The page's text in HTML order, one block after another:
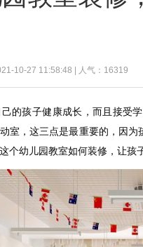
10-27 11:58:48 | 人气：16319
的孩子健康成长，而且接受
室，这三点是最重要的，因
个幼儿园教室如何装修，让孩